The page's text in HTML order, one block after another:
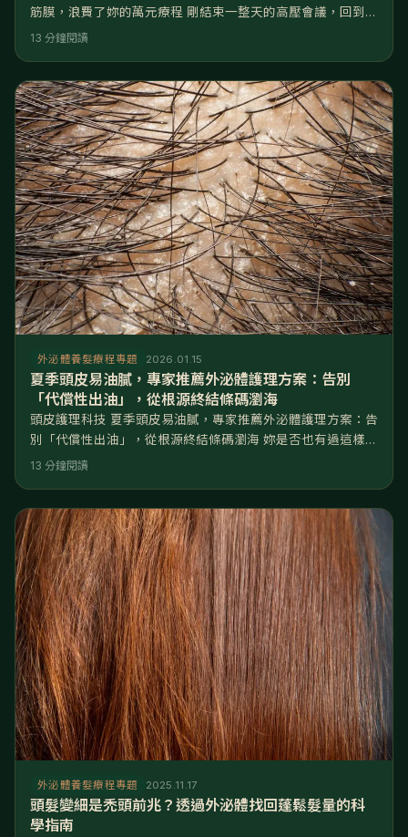
筋膜，浪費了妳的萬元療程 剛結束一整天的高壓會議，回到家
洗完澡，拿出那瓶要價不菲的居家外泌體養髮液，妳是否只是
「吃」進去？ 請注意，妳的頭皮可能處於「吸收不良」的狀
態。 核心解答： 頭皮下方布滿了微血管與筋膜（帽狀腱
膜）。當壓力大導致頭皮緊繃
13 分鐘閱讀
外泌體養髮療程專題 2026.01.15
夏季頭皮易油膩，專家推薦外泌體護理方案：告別
「代償性出油」，從根源終結條碼瀏海
頭皮護理科技 夏季頭皮易油膩，專家推薦外泌體護理方案：告
別「代償性出油」，從根源終結條碼瀏海 妳是否也有過這樣的
崩潰時刻？早上才精心吹整出完美的「高顱頂」髮型，騎機車
甚至在下午開會時,隱約聞到自己頭頂飄出一股油耗味，讓妳在
專業場合不敢自信抬頭。 面對夏季頭皮出油，光靠「強力清
潔」是無效的
13 分鐘閱讀
外泌體養髮療程專題 2025.11.17
頭髮變細是禿頭前兆？透過外泌體找回蓬鬆髮量的科
學指南